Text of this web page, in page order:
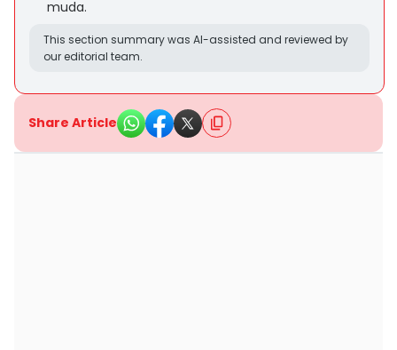
muda.
This section summary was AI-assisted and reviewed by
our editorial team.
Share Article